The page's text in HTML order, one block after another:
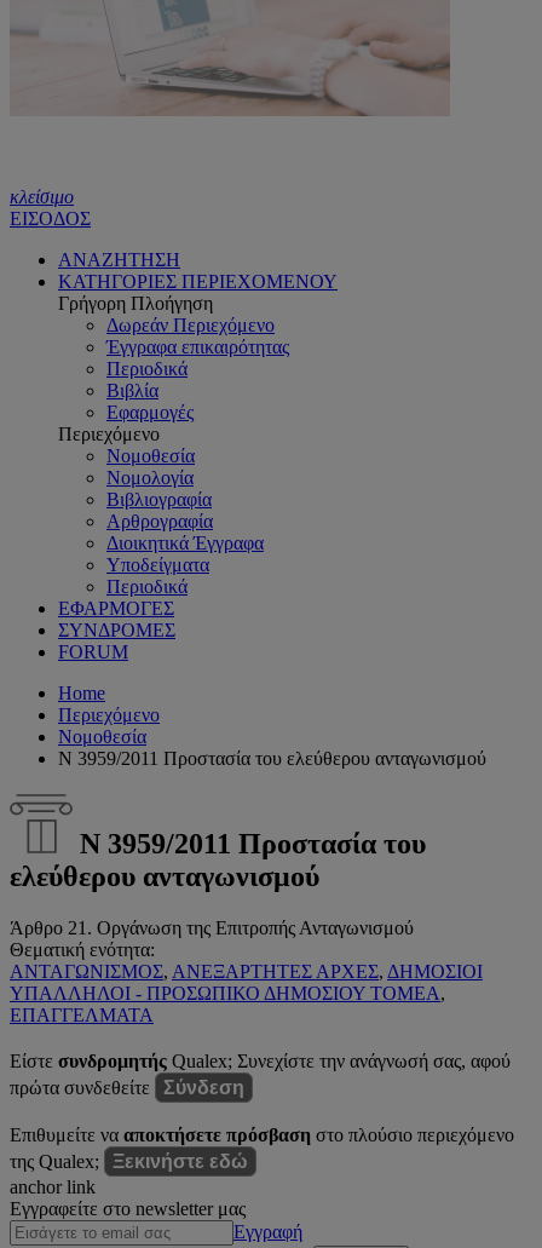
κλείσιμο
ΕΙΣΟΔΟΣ
ΑΝΑΖΗΤΗΣΗ
ΚΑΤΗΓΟΡΙΕΣ ΠΕΡΙΕΧΟΜΕΝΟΥ
Γρήγορη Πλοήγηση
Δωρεάν Περιεχόμενο
Έγγραφα επικαιρότητας
Περιοδικά
Βιβλία
Εφαρμογές
Περιεχόμενο
Νομοθεσία
Νομολογία
Βιβλιογραφία
Αρθρογραφία
Διοικητικά Έγγραφα
Υποδείγματα
Περιοδικά
ΕΦΑΡΜΟΓΕΣ
ΣΥΝΔΡΟΜΕΣ
FORUM
Home
Περιεχόμενο
Νομοθεσία
Ν 3959/2011 Προστασία του ελεύθερου ανταγωνισμού
Ν 3959/2011 Προστασία του
ελεύθερου ανταγωνισμού
Άρθρο 21. Οργάνωση της Επιτροπής Ανταγωνισμού
Θεματική ενότητα:
ΑΝΤΑΓΩΝΙΣΜΟΣ, ΑΝΕΞΑΡΤΗΤΕΣ ΑΡΧΕΣ, ΔΗΜΟΣΙΟΙ
ΥΠΑΛΛΗΛΟΙ - ΠΡΟΣΩΠΙΚΟ ΔΗΜΟΣΙΟΥ ΤΟΜΕΑ,
ΕΠΑΓΓΕΛΜΑΤΑ
Είστε συνδρομητής Qualex; Συνεχίστε την ανάγνωσή σας, αφού
πρώτα συνδεθείτε
Σύνδεση
Επιθυμείτε να αποκτήσετε πρόσβαση στο πλούσιο περιεχόμενο
της Qualex;
Ξεκινήστε εδώ
anchor link
Εγγραφείτε στο newsletter μας
Εγγραφή